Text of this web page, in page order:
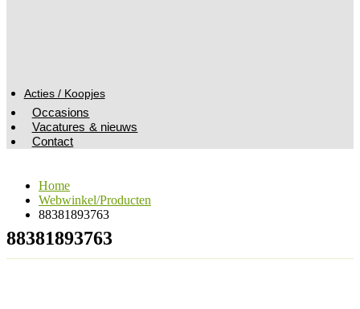
Acties / Koopjes
Occasions
Vacatures & nieuws
Contact
Home
Webwinkel/Producten
88381893763
88381893763